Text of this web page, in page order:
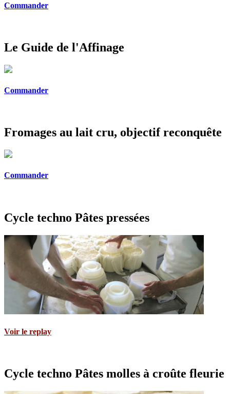
Commander
Le Guide de l'Affinage
Commander
Fromages au lait cru, objectif reconquête
Commander
Cycle techno Pâtes pressées
Voir le replay
Cycle techno Pâtes molles à croûte fleurie